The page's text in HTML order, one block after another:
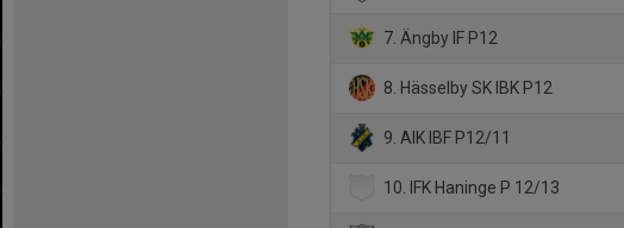
7. Ängby IF P12
8. Hässelby SK IBK P12
9. AIK IBF P12/11
10. IFK Haninge P 12/13